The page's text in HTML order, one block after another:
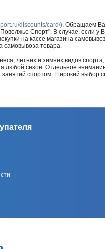
discounts/card/). Обращаем
Спорт". В случае, если у
на кассе магазина
самовывоза товара.
летних и зимних видов
сезон. Отдельное
спортом. Широкий выбор